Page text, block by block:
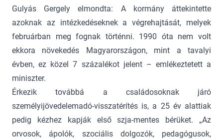
Gulyás Gergely elmondta: A kormány áttekintette
azoknak az intézkedéseknek a végrehajtását, melyek
februárban meg fognak történni. 1990 óta nem volt
ekkora növekedés Magyarországon, mint a tavalyi
évben, ez közel 7 százalékot jelent – emlékeztetett a
miniszter.
Érkezik továbbá a családosoknak járó
személyijövedelemadó-visszatérítés is, a 25 év alattiak
pedig kézhez kapják első szja-mentes bérüket. „Az
orvosok, ápolók, szociális dolgozók, pedagógusok,